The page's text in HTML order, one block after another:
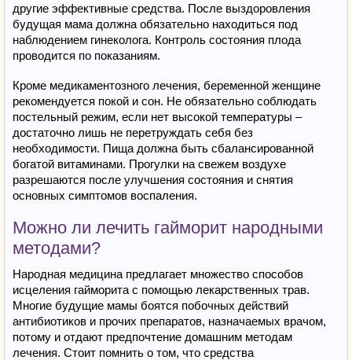
другие эффективные средства. После выздоровления
будущая мама должна обязательно находиться под
наблюдением гинеколога. Контроль состояния плода
проводится по показаниям.
Кроме медикаментозного лечения, беременной женщине
рекомендуется покой и сон. Не обязательно соблюдать
постельный режим, если нет высокой температуры –
достаточно лишь не перетруждать себя без
необходимости. Пища должна быть сбалансированной
богатой витаминами. Прогулки на свежем воздухе
разрешаются после улучшения состояния и снятия
основных симптомов воспаления.
Можно ли лечить гайморит народными
методами?
Народная медицина предлагает множество способов
исцеления гайморита с помощью лекарственных трав.
Многие будущие мамы боятся побочных действий
антибиотиков и прочих препаратов, назначаемых врачом,
потому и отдают предпочтение домашним методам
лечения. Стоит помнить о том, что средства